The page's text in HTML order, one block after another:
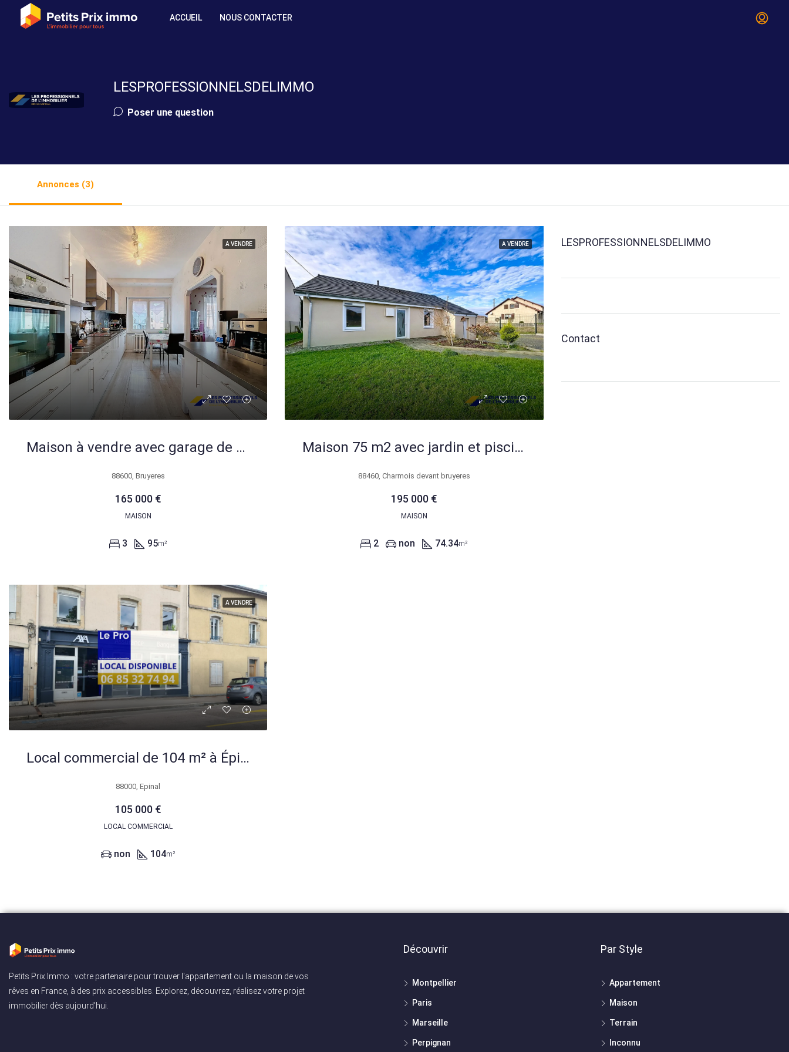
ACCUEIL NOUS CONTACTER
LESPROFESSIONNELSDELIMMO
Poser une question
Annonces (3)
A VENDRE
Maison à vendre avec garage de 362m² et jardin à Bruyères
88600, Bruyeres
165 000 €
MAISON
3 95m²
A VENDRE
Maison 75 m2 avec jardin et piscine à Charmois-devant-Bruyères
88460, Charmois devant bruyeres
195 000 €
MAISON
2 non 74.34m²
A VENDRE
Local commercial de 104 m² à Épinal, emplacement privilégié
88000, Epinal
105 000 €
LOCAL COMMERCIAL
non 104m²
LESPROFESSIONNELSDELIMMO
Contact
Petits Prix Immo : votre partenaire pour trouver l'appartement ou la maison de vos
rêves en France, à des prix accessibles. Explorez, découvrez, réalisez votre projet
immobilier dès aujourd'hui.
Découvrir
Montpellier
Paris
Marseille
Perpignan
Par Style
Appartement
Maison
Terrain
Inconnu